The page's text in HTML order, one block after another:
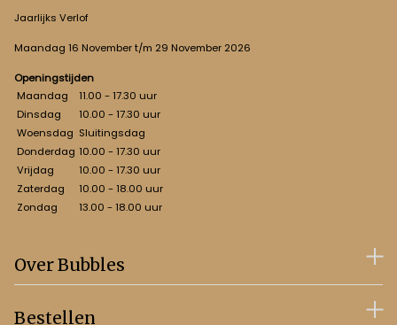
Jaarlijks Verlof
Maandag 16 November t/m 29 November 2026
Openingstijden
Maandag
11.00 - 17.30 uur
Dinsdag
10.00 - 17.30 uur
Woensdag Sluitingsdag
Donderdag 10.00 - 17.30 uur
Vrijdag
10.00 - 17.30 uur
Zaterdag
10.00 - 18.00 uur
Zondag
13.00 - 18.00 uur
Over Bubbles
Bestellen